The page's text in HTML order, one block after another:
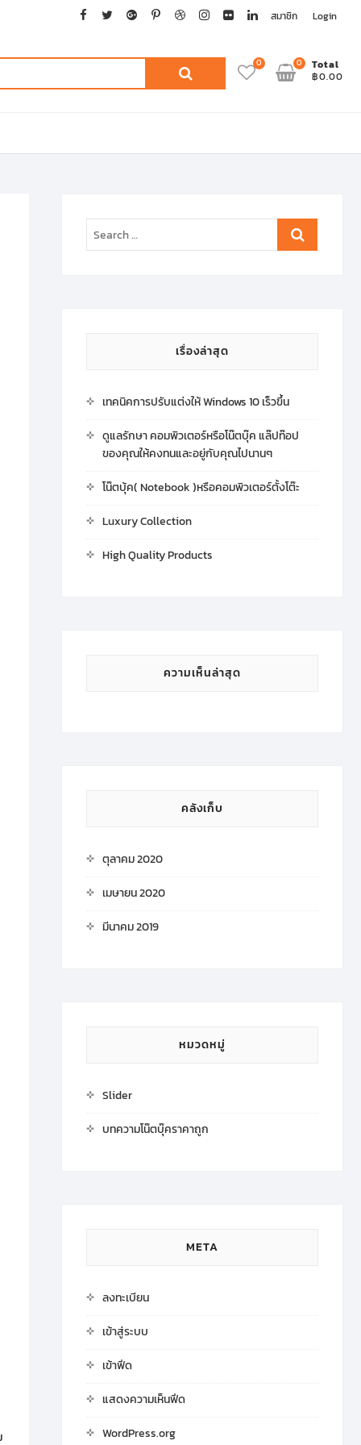
facebook
twittergooglepinterestdribbbleinstagram
flickrlinkedin
สมาชิก Login
0
Total
฿0.00
0
Search
เรื่องล่าสุด
เทคนิคการปรับแต่งให้ Windows 10 เร็วขึ้น
ดูแลรักษา คอมพิวเตอร์หรือโน๊ตบุ๊ค แล๊ปท๊อป
ของคุณให้คงทนและอยู่กับคุณไปนานๆ
โน๊ตบุ้ค( Notebook )หรือคอมพิวเตอร์ตั้งโต๊ะ
Luxury Collection
High Quality Products
ความเห็นล่าสุด
คลังเก็บ
ตุลาคม 2020
เมษายน 2020
มีนาคม 2019
หมวดหมู่
Slider
บทความโน๊ตบุ๊คราคาถูก
META
ลงทะเบียน
เข้าสู่ระบบ
เข้าฟีด
แสดงความเห็นฟีด
WordPress.org